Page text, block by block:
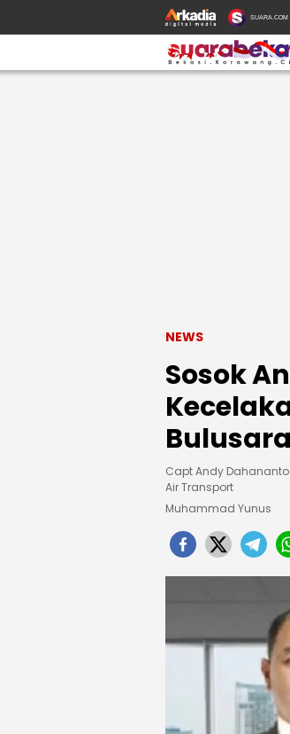
SUARA.COM
NEWS
Sosok
Capt Andy
Air Transport
Muhammad Yunus